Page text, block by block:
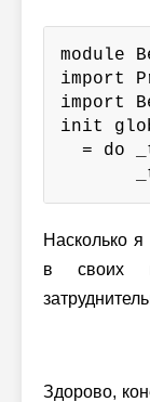
module
import
import
init
= do
Насколько я
в своих
Здорово,